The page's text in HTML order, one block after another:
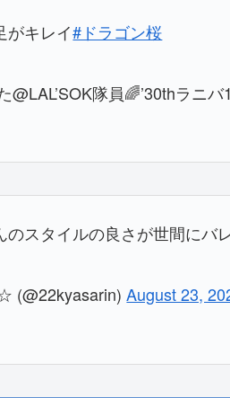
がキレイ#ドラゴン桜
隊員🌈’30thラニ
スタイルの良さが世間にバ
(@22kyasarin)August 23,